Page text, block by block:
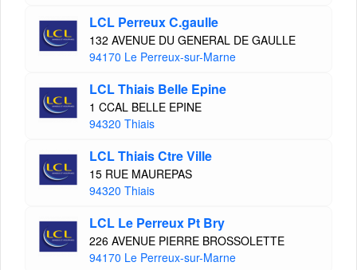
LCL Perreux C.gaulle
132 AVENUE DU GENERAL DE GAULLE
94170 Le Perreux-sur-Marne
LCL Thiais Belle Epine
1 CCAL BELLE EPINE
94320 Thiais
LCL Thiais Ctre Ville
15 RUE MAUREPAS
94320 Thiais
LCL Le Perreux Pt Bry
226 AVENUE PIERRE BROSSOLETTE
94170 Le Perreux-sur-Marne